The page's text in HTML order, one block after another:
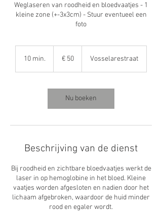
Weglaseren van roodheid en bloedvaatjes - 1
kleine zone (+-3x3cm) - Stuur eventueel een
foto
10 min. € 50 Vosselarestraat
Nu boeken
Beschrijving van de dienst
Bij roodheid en zichtbare bloedvaatjes werkt de
laser in op hemoglobine in het bloed. Kleine
vaatjes worden afgesloten en nadien door het
lichaam afgebroken, waardoor de huid minder
rood en egaler wordt.